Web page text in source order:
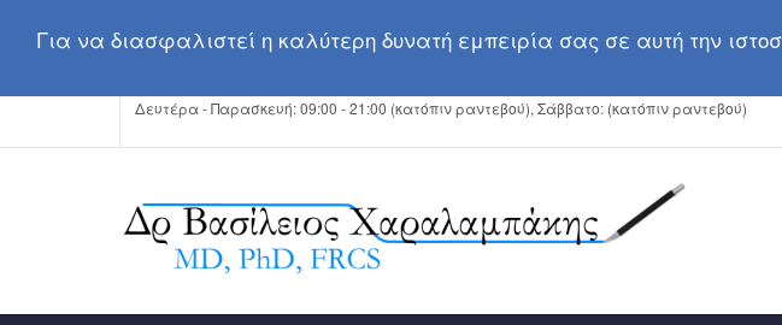
Για να διασφαλιστεί η καλύτερη δυνατή εμπειρία σας σε αυτή την
Δευτέρα - Παρασκευή: 09:00 - 21:00 (κατόπιν ραντεβού), Σάββατο: (κατόπιν ραντεβού)